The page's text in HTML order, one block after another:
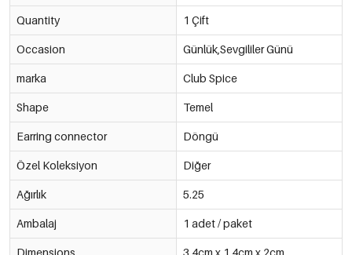
Quantity 1 Çift
Occasion Günlük,Sevgililer Günü
marka Club Spice
Shape Temel
Earring connector Döngü
Özel Koleksiyon Diğer
Ağırlık 5.25
Ambalaj 1 adet / paket